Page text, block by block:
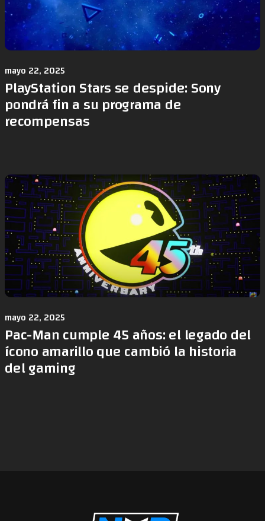
mayo 22, 2025
PlayStation Stars se despide: Sony
pondrá fin a su programa de
recompensas
mayo 22, 2025
Pac-Man cumple 45 años: el legado del
ícono amarillo que cambió la historia
del gaming